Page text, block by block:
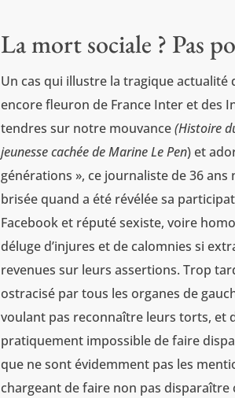
La mort sociale ? Pas
Un cas qui illustre la tragique actualité
encore fleuron de France Inter et des
tendres sur notre mouvance(Histoire
jeunesse cachée de Marine Le Pen) et
générations », ce journaliste de 36 ans
brisée quand a été révélée sa
Facebook et réputé sexiste, voire
déluge d’injures et de calomnies si
revenues sur leurs assertions. Trop
ostracisé par tous les organes de
voulant pas reconnaître leurs torts, et
pratiquement impossible de faire
que ne sont évidemment pas les
chargeant de faire non pas disparaître